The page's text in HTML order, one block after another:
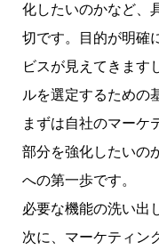
化したいのかなど、
切です。目的が明確
ビスが見えてきます
ルを選定するための
まずは自社のマーケ
部分を強化したいの
への第一歩です。
必要な機能の洗い出
次に、マーケティン